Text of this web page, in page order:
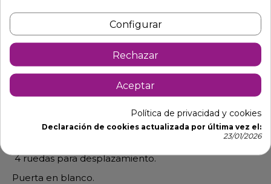
Condensación ventilada.
Cuba de aluminio.
Aislamiento poliuretano inyectado de 65 mm.
Descongelación manual con sistema de drenaje de
agua.
Termómetro y termostato digital.
4 ruedas para desplazamiento.
Puerta en blanco.
Configurar
Rechazar
Aceptar
Política de privacidad y cookies
Declaración de cookies actualizada por última vez el:
23/01/2026